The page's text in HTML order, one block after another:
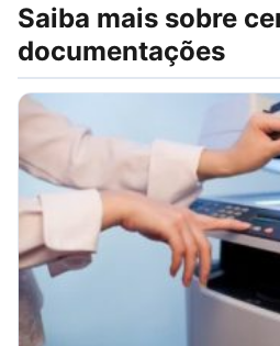
Saiba mais sobre
documentações